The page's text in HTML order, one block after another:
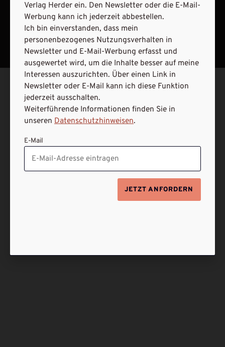
NACH OBEN
Verlag Herder ein. Den Newsletter oder die E-Mail-
Werbung kann ich jederzeit abbestellen.
Ich bin einverstanden, dass mein
personenbezogenes Nutzungsverhalten in
Newsletter und E-Mail-Werbung erfasst und
ausgewertet wird, um die Inhalte besser auf meine
Interessen auszurichten. Über einen Link in
Newsletter oder E-Mail kann ich diese Funktion
jederzeit ausschalten.
Weiterführende Informationen finden Sie in
unseren Datenschutzhinweisen.
E-Mail
JETZT ANFORDERN